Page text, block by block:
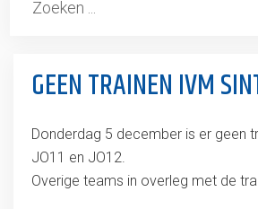
GEEN TRAINEN IVM
Donderdag 5 december is er geen
JO11 en JO12.
Overige teams in overleg met de